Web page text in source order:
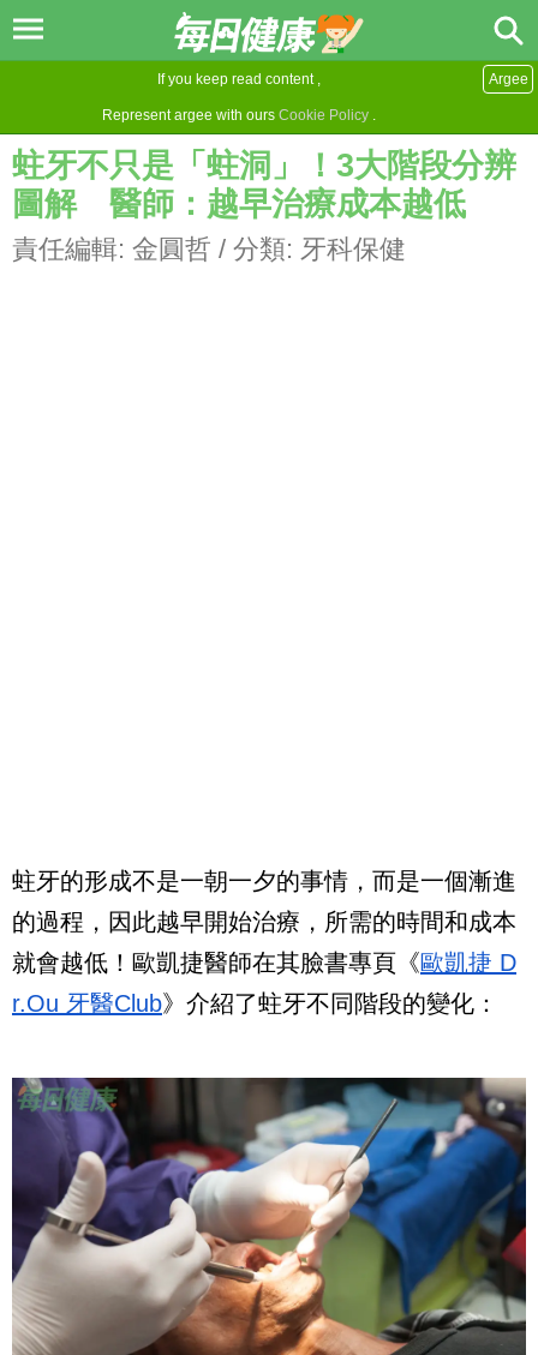
If you keep read content ,
Represent argee with ours Cookie Policy .
Argee
蛀牙不只是「蛀洞」！3大階段分辨
圖解 醫師：越早治療成本越低
責任編輯: 金圓哲 / 分類: 牙科保健
蛀牙的形成不是一朝一夕的事情，而是一個漸進
的過程，因此越早開始治療，所需的時間和成本
就會越低！歐凱捷醫師在其臉書專頁《歐凱捷 D
r.Ou 牙醫Club》介紹了蛀牙不同階段的變化：